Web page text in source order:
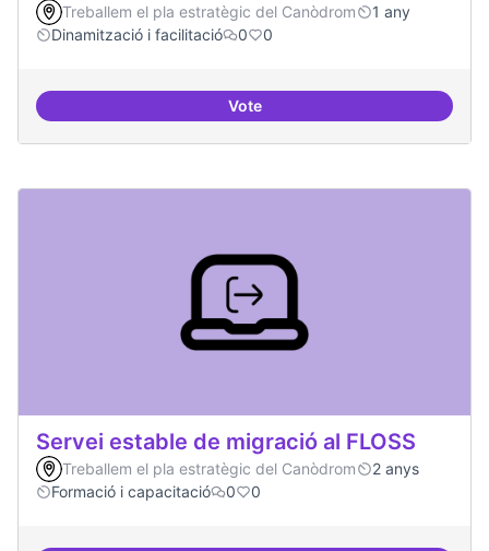
Treballem el pla estratègic del Canòdrom
1 any
Dinamització i facilitació
0 0
VoteSuport a projectes digitals i
Servei estable de migració al FLOSS
Treballem el pla estratègic del Canòdrom
2 anys
Formació i capacitació
0 0